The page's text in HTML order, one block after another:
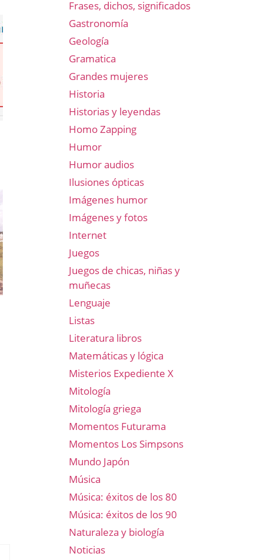
Frases, dichos, significados
Gastronomía
Geología
Gramatica
Grandes mujeres
Historia
Historias y leyendas
Homo Zapping
Humor
Humor audios
Ilusiones ópticas
Imágenes humor
Imágenes y fotos
Internet
Juegos
Juegos de chicas, niñas y
muñecas
Lenguaje
Listas
Literatura libros
Matemáticas y lógica
Misterios Expediente X
Mitología
Mitología griega
Momentos Futurama
Momentos Los Simpsons
Mundo Japón
Música
Música: éxitos de los 80
Música: éxitos de los 90
Naturaleza y biología
Noticias